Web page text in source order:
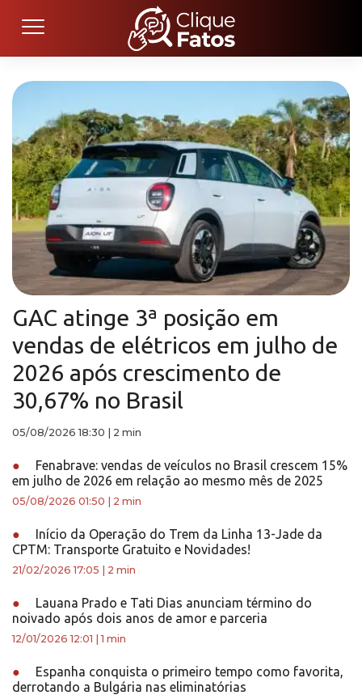
GAC atinge 3ª posição em
vendas de elétricos em julho de
2026 após crescimento de
30,67% no Brasil
05/08/2026 18:30 2 min
●
Fenabrave: vendas de veículos no Brasil crescem 15%
em julho de 2026 em relação ao mesmo mês de 2025
05/08/2026 01:50 2 min
●
Início da Operação do Trem da Linha 13-Jade da
CPTM: Transporte Gratuito e Novidades!
21/02/2026 17:05 2 min
●
Lauana Prado e Tati Dias anunciam término do
noivado após dois anos de amor e parceria
12/01/2026 12:01 |1 min
●
Espanha conquista o primeiro tempo como favorita,
derrotando a Bulgária nas eliminatórias